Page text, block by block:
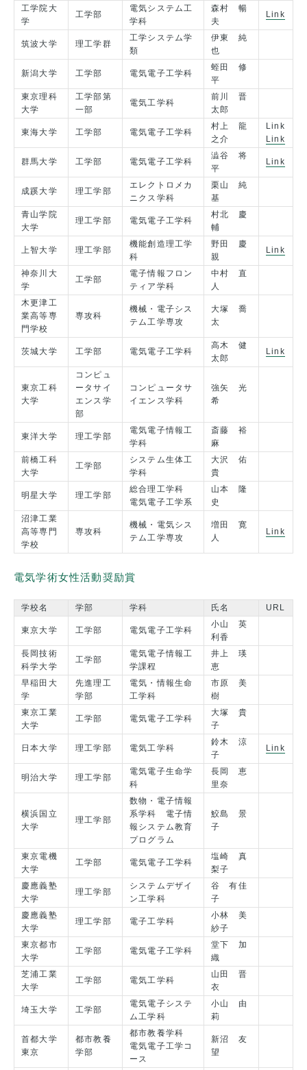
工学院大
学
工学部
電気システム工
学科
森村 暢
夫
Link
筑波大学 理工学群
工学システム学
類
伊東 純
也
新潟大学 工学部 電気電子工学科
蛭田 修
平
東京理科
大学
工学部第
一部
電気工学科
前川 晋
太郎
東海大学 工学部 電気電子工学科
村上 龍
之介
Link
Link
群馬大学 工学部 電気電子工学科
澁谷 将
平
Link
成蹊大学 理工学部
エレクトロメカ
ニクス学科
栗山 純
基
青山学院
大学
理工学部 電気電子工学科
村北 慶
輔
上智大学 理工学部
機能創造理工学
科
野田 慶
親
Link
神奈川大
学
工学部
電子情報フロン
ティア学科
中村 直
人
木更津工
業高等専
門学校
専攻科
機械・電子シス
テム工学専攻
大塚 喬
太
茨城大学 工学部 電気電子工学科
高木 健
太郎
Link
東京工科
大学
コンピュ
ータサイ
エンス学
部
コンピュータサ
イエンス学科
強矢 光
希
東洋大学 理工学部
電気電子情報工
学科
斎藤 裕
麻
前橋工科
大学
工学部
システム生体工
学科
大沢 佑
貴
明星大学 理工学部
総合理工学科
電気電子工学系
山本 隆
史
沼津工業
高等専門
学校
専攻科
機械・電気シス
テム工学専攻
増田 寛
人
Link
電気学術女性活動奨励賞
学校名 学部 学科 氏名 URL
東京大学 工学部 電気電子工学科
小山 英
利香
長岡技術
科学大学
工学部
電気電子情報工
学課程
井上 瑛
恵
早稲田大
学
先進理工
学部
電気・情報生命
工学科
市原 美
樹
東京工業
大学
工学部 電気電子工学科
大塚 貴
子
日本大学 理工学部 電気工学科
鈴木 涼
子
Link
明治大学 理工学部
電気電子生命学
科
長岡 恵
里奈
横浜国立
大学
理工学部
数物・電子情報
系学科 電子情
報システム教育
プログラム
鮫島 景
子
東京電機
大学
工学部 電気電子工学科
塩崎 真
梨子
慶應義塾
大学
理工学部
システムデザイ
ン工学科
谷 有佳
子
慶應義塾
大学
理工学部 電子工学科
小林 美
紗子
東京都市
大学
工学部 電気電子工学科
堂下 加
織
芝浦工業
大学
工学部 電気工学科
山田 晋
衣
埼玉大学 工学部
電気電子システ
ム工学科
小山 由
莉
首都大学
東京
都市教養
学部
都市教養学科
電気電子工学コ
ース
新沼 友
望